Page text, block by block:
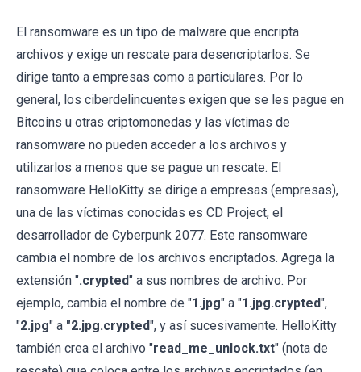
El ransomware es un tipo de malware que encripta
archivos y exige un rescate para desencriptarlos. Se
dirige tanto a empresas como a particulares. Por lo
general, los ciberdelincuentes exigen que se les pague en
Bitcoins u otras criptomonedas y las víctimas de
ransomware no pueden acceder a los archivos y
utilizarlos a menos que se pague un rescate. El
ransomware HelloKitty se dirige a empresas (empresas),
una de las víctimas conocidas es CD Project, el
desarrollador de Cyberpunk 2077. Este ransomware
cambia el nombre de los archivos encriptados. Agrega la
extensión ".crypted" a sus nombres de archivo. Por
ejemplo, cambia el nombre de "1.jpg" a "1.jpg.crypted",
"2.jpg" a "2.jpg.crypted", y así sucesivamente. HelloKitty
también crea el archivo "read_me_unlock.txt" (nota de